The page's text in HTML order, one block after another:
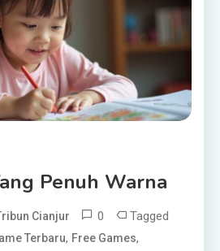
Penuh Warna
Cianjur 0 Tagged
Terbaru, Free Games,